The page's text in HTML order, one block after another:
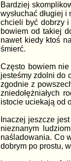
Bardziej
wysłuchać długiej
chcieli być dobrzy
bowiem od takiej
nawet kiedy ktoś
śmierć.
Często bowiem
jesteśmy zdolni do
zgodnie z
zniedołężniałych
istocie uciekają od
Inaczej jeszcze
nieznanym
naśladowania. Co
dobrym po prostu,